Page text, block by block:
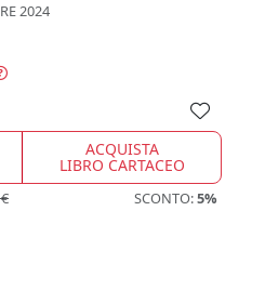
2024
ACQUISTA
LIBRO CARTACEO
SCONTO:5%